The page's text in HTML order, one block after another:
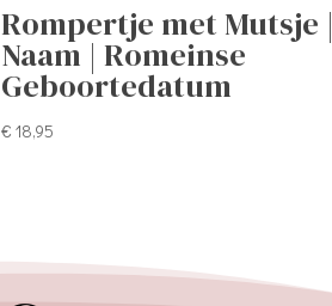
Rompertje met Mutsje |
Naam | Romeinse
Geboortedatum
€ 18,95